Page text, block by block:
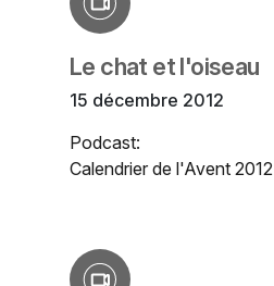
Le chat et l'oiseau
15 décembre 2012
Podcast:
Calendrier de l'Avent 2012